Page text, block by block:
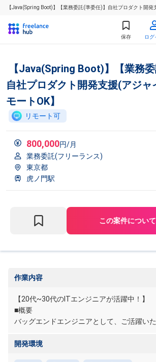
【Java(Spring Boot)】【業務委託(準委任)】自社プロダクト開
保存 ログ
【Java(Spring Boot)】【業務委
自社プロダクト開発支援(アジャ
モートOK】
リモート可
800,000円/月
業務委託(フリーランス)
東京都
虎ノ門駅
この案件につい
作業内容
【20代~30代のITエンジニアが活躍中！】
■概要
バッグエンドエンジニアとして、ご活躍いた
開発環境